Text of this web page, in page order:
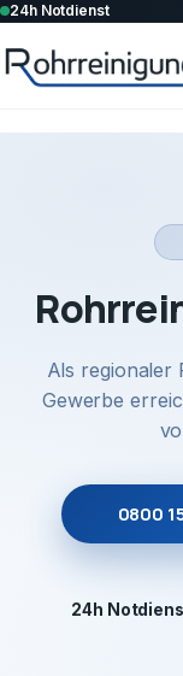
24h Notdienst
Als regionaler
Gewerbe
0800
24h